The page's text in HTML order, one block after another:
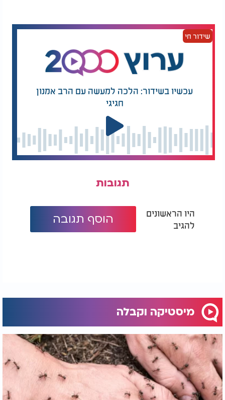
שידור חי
עכשיו בשידור: הלכה למעשה עם הרב אמנון
חגיגי
תגובות
היו הראשונים
להגיב
הוסף תגובה
מיסטיקה וקבלה